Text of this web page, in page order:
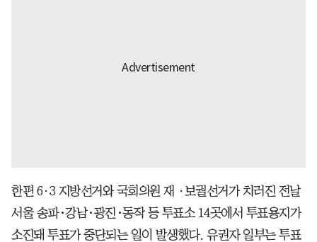
한편 6·3 지방선거와 국회의원 재 ·보궐선거가 치러진 전날
서울 송파·강남·광진 ·동작 등 투표소 14곳에서 투표용지가
소진돼 투표가 중단되는 일이 발생했다. 유권자 일부는 투표